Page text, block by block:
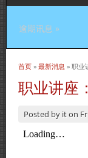
逾期讯息 »
当前位置
首页 » 最新消息 » 职业
职业讲座
Posted by iton